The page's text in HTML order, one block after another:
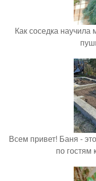
Как соседка
Всем привет! Баня -
по гостям